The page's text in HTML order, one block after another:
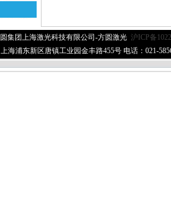
集团上海激光科技有限公司-方圆激光 沪ICP备
海浦东新区唐镇工业园金丰路455号 电话：021-